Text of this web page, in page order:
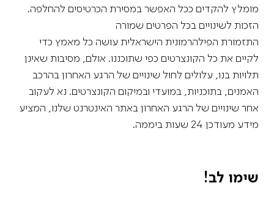
מומלץ להקדים ככל האפשר במסירת הכרטיסים להחלפה.
הזכות לשינויים בכל הפרטים שמורה
התזמורת הפילהרמונית הישראלית עושה כל מאמץ כדי
לקיים את כל הקונצרטים כפי שתוכננו. אולם, מסיבות שאינן
תלויות בנו, עלולים לחול שינויים של הרגע האחרון בהרכב
האמנים, בתוכניות, במועדי ובמיקום הקונצרטים. נא לעקוב
אחר שינויים של הרגע האחרון באתר האינטרנט שלנו, המציע
מידע מעודכן 24 שעות ביממה.
שימו לב!